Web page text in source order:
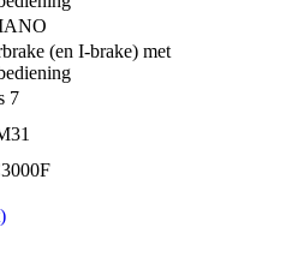
(en I-brake) met
7